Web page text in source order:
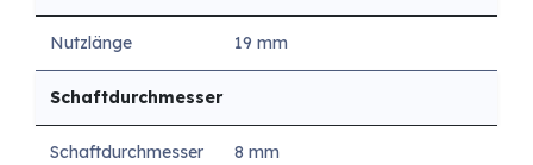
Nutzlänge 19 mm
Schaftdurchmesser
Schaftdurchmesser 8 mm